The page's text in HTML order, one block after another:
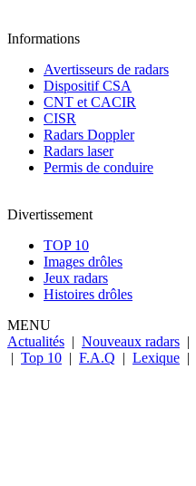
Informations
Avertisseurs de radars
Dispositif CSA
CNT et CACIR
CISR
Radars Doppler
Radars laser
Permis de conduire
Divertissement
TOP 10
Images drôles
Jeux radars
Histoires drôles
MENU
Actualités | Nouveaux radars |
| Top 10 | F.A.Q | Lexique |